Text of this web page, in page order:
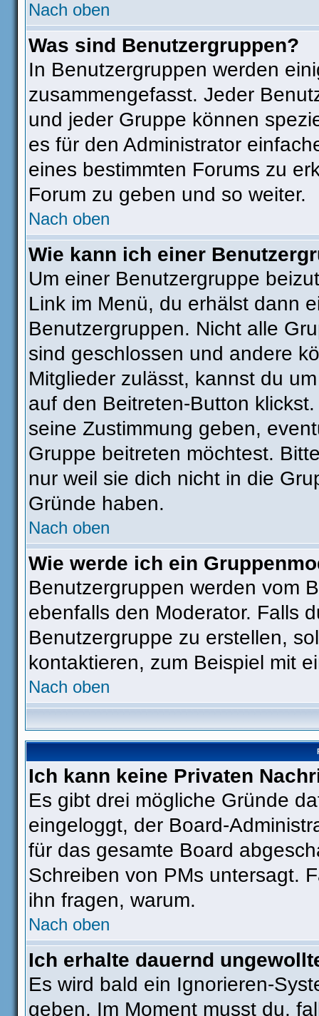
Nach oben
Was sind Benutzergruppen?
In Benutzergruppen werden
zusammengefasst. Jeder
und jeder Gruppe können
es für den Administrator
eines bestimmten Forums zu
Forum zu geben und so weiter.
Nach oben
Wie kann ich einer
Um einer Benutzergruppe
Link im Menü, du erhälst dann
Benutzergruppen. Nicht alle
sind geschlossen und andere
Mitglieder zulässt, kannst du
auf den Beitreten-Button
seine Zustimmung geben,
Gruppe beitreten möchtest.
nur weil sie dich nicht in die
Gründe haben.
Nach oben
Wie werde ich ein
Benutzergruppen werden vom
ebenfalls den Moderator. Falls
Benutzergruppe zu erstellen,
kontaktieren, zum Beispiel mit
Nach oben
Ich kann keine Privaten
Es gibt drei mögliche Gründe
eingeloggt, der Board-
für das gesamte Board
Schreiben von PMs untersagt.
ihn fragen, warum.
Nach oben
Ich erhalte dauernd
Es wird bald ein Ignorieren-
geben. Im Moment musst du,